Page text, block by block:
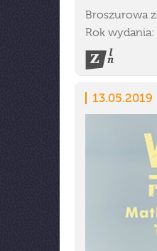
Broszurowa
Rok
13.05.2019